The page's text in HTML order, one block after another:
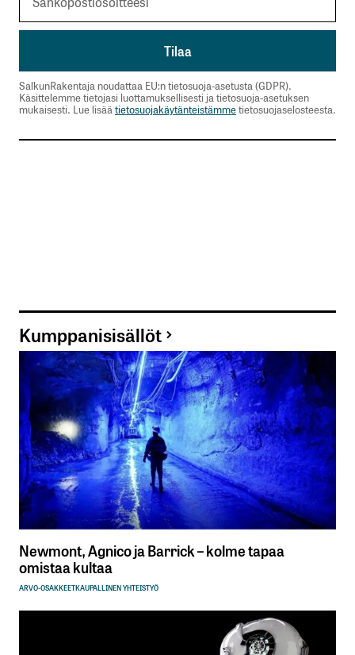
SalkunRakentaja noudattaa EU:n tietosuoja-asetusta (GDPR).
Käsittelemme tietojasi luottamuksellisesti ja tietosuoja-asetuksen
mukaisesti. Lue lisää tietosuojakäytänteistämmetietosuojaselosteesta.
Kumppanisisällöt
Newmont, Agnico ja Barrick – kolme tapaa
omistaa kultaa
ARVO-OSAKKEETKAUPALLINEN YHTEISTYÖ